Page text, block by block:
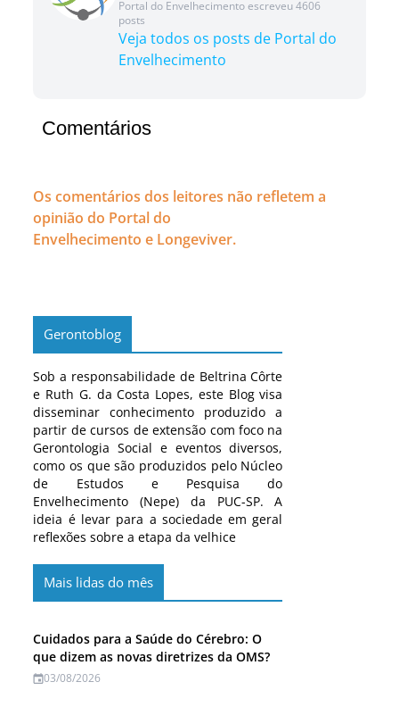
Portal do Envelhecimento escreveu 4606
posts
Veja todos os posts de Portal do
Envelhecimento
Comentários
Os comentários dos leitores não refletem a
opinião do Portal do
Envelhecimento e Longeviver.
Gerontoblog
Sob a responsabilidade de Beltrina Côrte
e Ruth G. da Costa Lopes, este Blog visa
disseminar conhecimento produzido a
partir de cursos de extensão com foco na
Gerontologia Social e eventos diversos,
como os que são produzidos pelo Núcleo
de Estudos e Pesquisa do
Envelhecimento (Nepe) da PUC-SP. A
ideia é levar para a sociedade em geral
reflexões sobre a etapa da velhice
Mais lidas do mês
Cuidados para a Saúde do Cérebro: O
que dizem as novas diretrizes da OMS?
03/08/2026